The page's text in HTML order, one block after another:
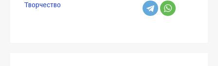
Творчество